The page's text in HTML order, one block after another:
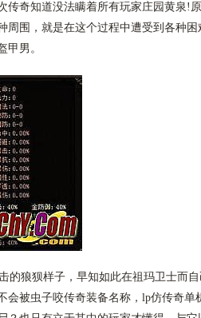
传奇知道没法瞒着所有玩家庄园黄泉!
周围，就是在这个过程中遭受到各种困
男。
的狼狈样子，早知如此在祖玛卫士而
会被虫子咬传奇装备名称，lp仿传奇单